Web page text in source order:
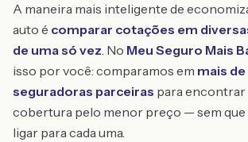
A maneira mais inteligente de
auto é comparar cotações em
de uma só vez. No Meu Seguro Mais
isso por você: comparamos em mais de
seguradoras parceiras para encontrar
cobertura pelo menor preço — sem
ligar para cada uma.